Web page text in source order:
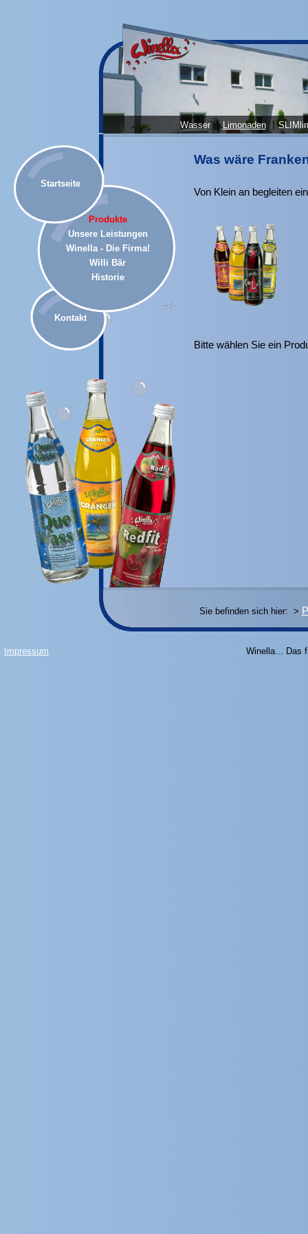
Wasser | Limonaden
Startseite
Produkte
Unsere Leistungen
Winella - Die Firma!
Willi Bär
Historie
Kontakt
Was wäre
Von Klein an begleiten
Bitte wählen Sie ein
Sie befinden sich hier: >
Impressum Winella... Das